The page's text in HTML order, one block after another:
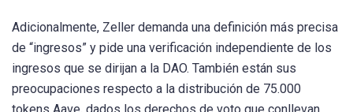
Adicionalmente, Zeller demanda una definición más precisa
de “ingresos” y pide una verificación independiente de los
ingresos que se dirijan a la DAO. También están sus
preocupaciones respecto a la distribución de 75.000